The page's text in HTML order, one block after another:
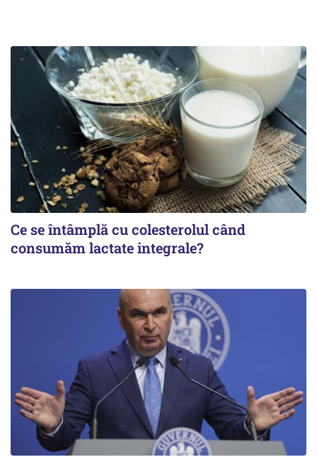
Ce se întâmplă cu colesterolul când
consumăm lactate integrale?